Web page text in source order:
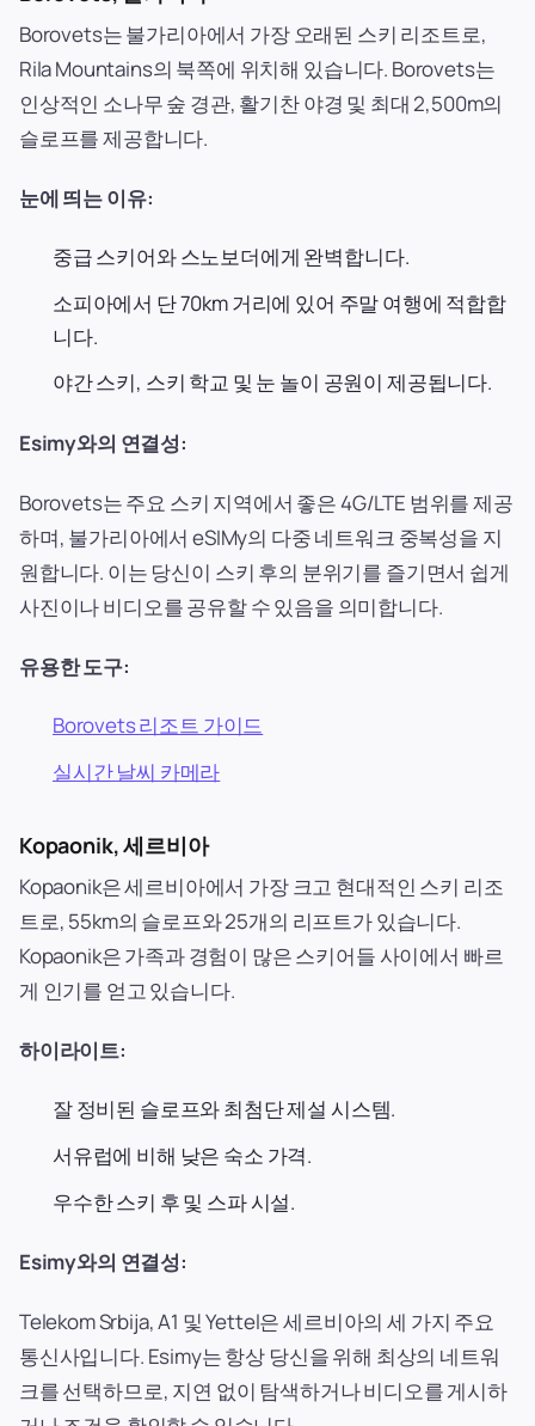
Borovets는 불가리아에서 가장 오래된 스키 리조트로,
Rila Mountains의 북쪽에 위치해 있습니다. Borovets는
인상적인 소나무 숲 경관, 활기찬 야경 및 최대 2,500m의
슬로프를 제공합니다.
눈에 띄는 이유:
중급 스키어와 스노보더에게 완벽합니다.
소피아에서 단 70km 거리에 있어 주말 여행에 적합합
니다.
야간 스키, 스키 학교 및 눈 놀이 공원이 제공됩니다.
Esimy와의 연결성:
Borovets는 주요 스키 지역에서 좋은 4G/LTE 범위를 제공
하며, 불가리아에서 eSIMy의 다중 네트워크 중복성을 지
원합니다. 이는 당신이 스키 후의 분위기를 즐기면서 쉽게
사진이나 비디오를 공유할 수 있음을 의미합니다.
유용한 도구:
Borovets 리조트 가이드
실시간 날씨 카메라
Kopaonik, 세르비아
Kopaonik은 세르비아에서 가장 크고 현대적인 스키 리조
트로, 55km의 슬로프와 25개의 리프트가 있습니다.
Kopaonik은 가족과 경험이 많은 스키어들 사이에서 빠르
게 인기를 얻고 있습니다.
하이라이트:
잘 정비된 슬로프와 최첨단 제설 시스템.
서유럽에 비해 낮은 숙소 가격.
우수한 스키 후 및 스파 시설.
Esimy와의 연결성:
Telekom Srbija, A1 및 Yettel은 세르비아의 세 가지 주요
통신사입니다. Esimy는 항상 당신을 위해 최상의 네트워
크를 선택하므로, 지연 없이 탐색하거나 비디오를 게시하